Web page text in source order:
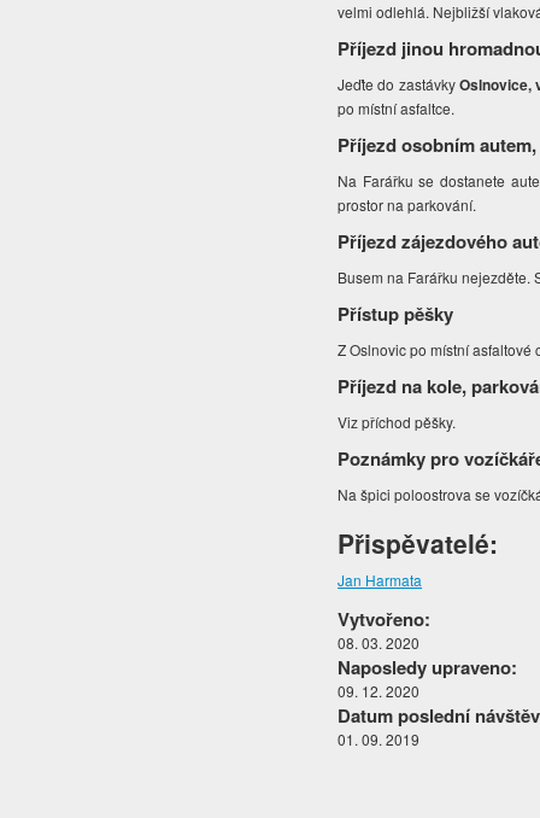
velmi odlehlá. Nejbližší
Příjezd jinou
Jeďte do zastávkyOslnovice,
po místní asfaltce.
Příjezd osobním
Na Farářku se dostanete
prostor na parkování.
Příjezd zájezdového
Busem na Farářku
Přístup pěšky
Z Oslnovic po místní
Příjezd na kole,
Viz příchod pěšky.
Poznámky pro
Na špici poloostrova se
Přispěvatelé:
Jan Harmata
Vytvořeno:
08. 03. 2020
Naposledy upraveno:
09. 12. 2020
Datum poslední
01. 09. 2019